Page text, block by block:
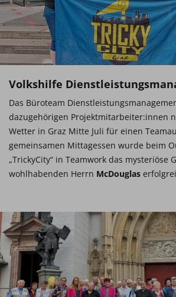
Volkshilfe
Das Büroteam
dazugehörigen Projektmitarbeiter:innen
Wetter in Graz Mitte Juli für einen
gemeinsamen Mittagessen wurde beim
„TrickyCity“ in Teamwork das mysteriöse
wohlhabenden Herrn McDouglas